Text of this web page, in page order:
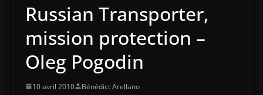
Russian Transporter,
mission protection –
Oleg Pogodin
10 avril 2010 Bénédict Arellano